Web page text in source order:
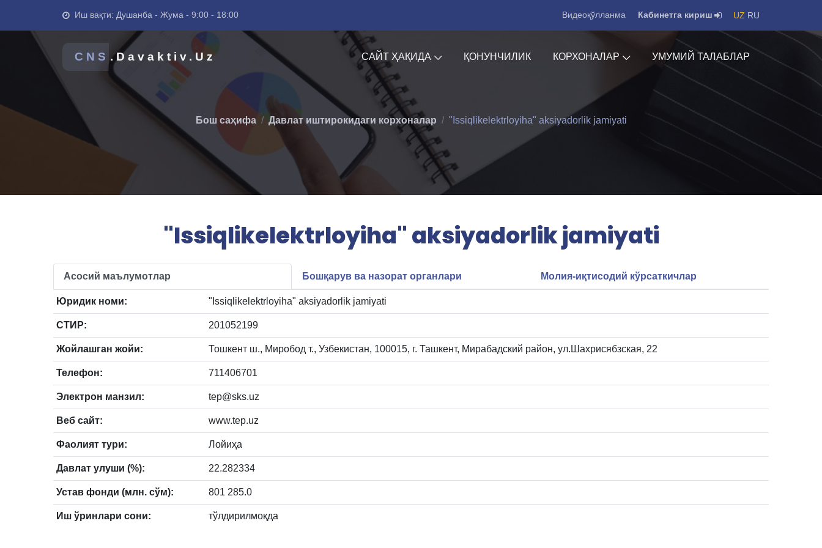
Иш вақти: Душанба - Жума - 9:00 - 18:00 Видеоқўлланма Кабинетга кириш UZ RU
CNS .Davaktiv.Uz САЙТ ҲАҚИДА ҚОНУНЧИЛИК КОРХОНАЛАР УМУМИЙ ТАЛАБЛАР
Бош саҳифа Давлат иштирокидаги корхоналар "Issiqlikelektrloyiha" aksiyadorlik jamiyati
"Issiqlikelektrloyiha" aksiyadorlik jamiyati
Асосий маълумотлар Бошқарув ва назорат органлари Молия-иқтисодий кўрсаткичлар
Юридик номи: "Issiqlikelektrloyiha" aksiyadorlik jamiyati
СТИР: 201052199
Жойлашган жойи: Тошкент ш., Миробод т., Узбекистан, 100015, г. Ташкент, Мирабадский район, ул.Шахрисябзская, 22
Телефон: 711406701
Электрон манзил: tep@sks.uz
Веб сайт: www.tep.uz
Фаолият тури: Лойиҳа
Давлат улуши (%): 22.282334
Устав фонди (млн. сўм): 801 285.0
Иш ўринлари сони: тўлдирилмоқда